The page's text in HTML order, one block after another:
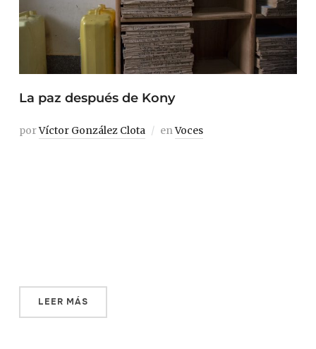
La paz después de Kony
porVíctor González Clota enVoces
LEER MÁS